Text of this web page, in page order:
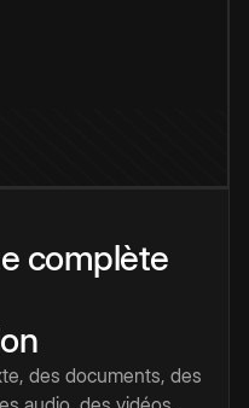
complète
des documents, des